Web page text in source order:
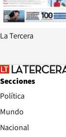
La Tercera
Secciones
Política
Mundo
Nacional